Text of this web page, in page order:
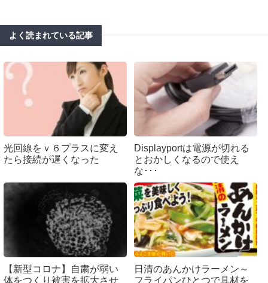
よく読まれている記事
光回線をｖ６プラスに変え
たら接続が遅くなった
Displayportは電源が切れる
とおかしくなるので使え
な･･･
【新型コロナ】自粛が弱い
体をつくり被害を拡大させ
日清のあんかけラーメン～
フライパンひとつで具材を